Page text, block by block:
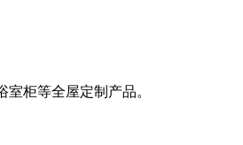
柜等全屋定制产品。